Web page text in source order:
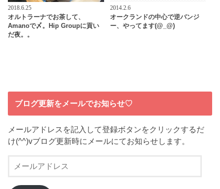
2018.6.25
オルトラーナでお茶して、
Amanoで〆。Hip Groupに貢い
だ夜。。
2014.2.6
オークランドの中心で逆バンジ
ー、やってます(@_@)
ブログ更新をメールでお知らせ♡
メールアドレスを記入して登録ボタンをクリックするだ
け(^^)vブログ更新時にメールにてお知らせします。
ー
ル